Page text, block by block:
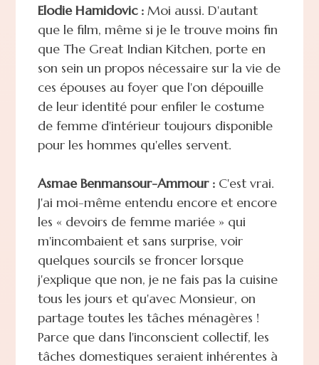
Elodie Hamidovic :Moi aussi. D'autant
que le film, même si je le trouve moins fin
que The Great Indian Kitchen, porte en
son sein un propos nécessaire sur la vie de
ces épouses au foyer que l'on dépouille
de leur identité pour enfiler le costume
de femme d'intérieur toujours disponible
pour les hommes qu'elles servent.
Asmae Benmansour-Ammour :C'est vrai.
J'ai moi-même entendu encore et encore
les « devoirs de femme mariée » qui
m'incombaient et sans surprise, voir
quelques sourcils se froncer lorsque
j'explique que non, je ne fais pas la cuisine
tous les jours et qu'avec Monsieur, on
partage toutes les tâches ménagères !
Parce que dans l'inconscient collectif, les
tâches domestiques seraient inhérentes à